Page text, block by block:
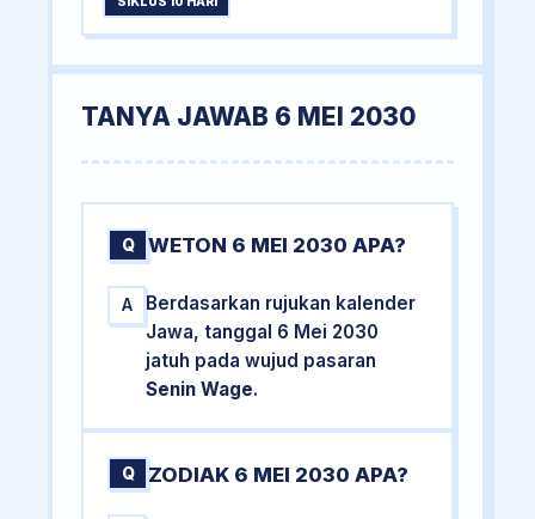
TANYA JAWAB 6 MEI 2030
Q WETON 6 MEI 2030 APA?
A
Berdasarkan rujukan kalender
Jawa, tanggal 6 Mei 2030
jatuh pada wujud pasaran
Senin Wage.
Q ZODIAK 6 MEI 2030 APA?